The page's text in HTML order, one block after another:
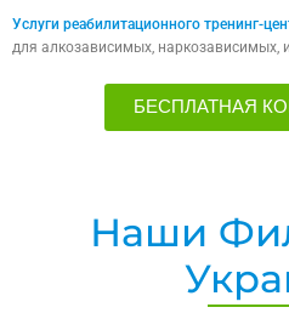
Услуги реабилитационного тренинг-
для алкозависимых, наркозависимых,
БЕСПЛАТНАЯ
Наши